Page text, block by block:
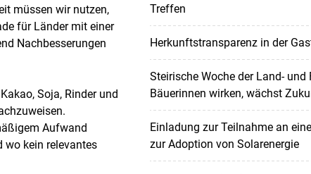
müssen wir nutzen,
für Länder mit einer
Nachbesserungen
Soja, Rinder und
Aufwand
wo kein relevantes
Treffen
Herkunftstransparenz in der
Steirische Woche der Land-
Bäuerinnen wirken, wächst
Einladung zur Teilnahme an
zur Adoption von Solarenergie